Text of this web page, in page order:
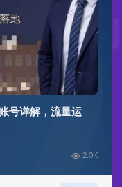
号详解，流量运
2.0K